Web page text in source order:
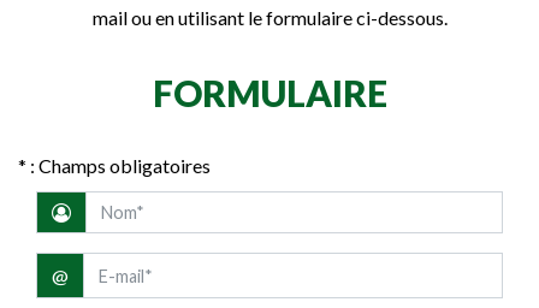
mail ou en utilisant le formulaire ci-dessous.
FORMULAIRE
* : Champs obligatoires
@